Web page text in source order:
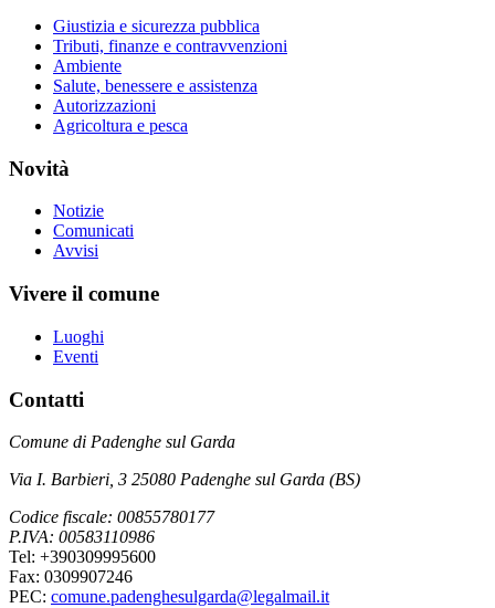
Giustizia e sicurezza pubblica
Tributi, finanze e contravvenzioni
Ambiente
Salute, benessere e assistenza
Autorizzazioni
Agricoltura e pesca
Novità
Notizie
Comunicati
Avvisi
Vivere il comune
Luoghi
Eventi
Contatti
Comune di Padenghe sul Garda
Via I. Barbieri, 3 25080 Padenghe sul Garda (BS)
Codice fiscale: 00855780177
P.IVA: 00583110986
Tel: +390309995600
Fax: 0309907246
PEC: comune.padenghesulgarda@legalmail.it